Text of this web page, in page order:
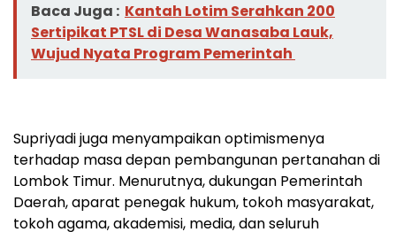
Baca Juga : Kantah Lotim Serahkan 200
Sertipikat PTSL di Desa Wanasaba Lauk,
Wujud Nyata Program Pemerintah
Supriyadi juga menyampaikan optimismenya
terhadap masa depan pembangunan pertanahan di
Lombok Timur. Menurutnya, dukungan Pemerintah
Daerah, aparat penegak hukum, tokoh masyarakat,
tokoh agama, akademisi, media, dan seluruh